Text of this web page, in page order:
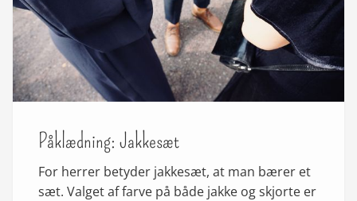
Påklædning: Jakkesæt
For herrer betyder jakkesæt, at man bærer et
sæt. Valget af farve på både jakke og skjorte er